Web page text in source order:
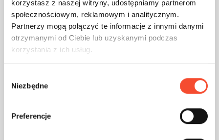
korzystasz z naszej witryny, udostępniamy partnerom
społecznościowym, reklamowym i analitycznym.
Partnerzy mogą połączyć te informacje z innymi danymi
otrzymanymi od Ciebie lub uzyskanymi podczas
korzystania z ich usług.
Niezbędne
Preferencje
0280063
Cabane en Flox avec bancs
3-18 ans 8 util.